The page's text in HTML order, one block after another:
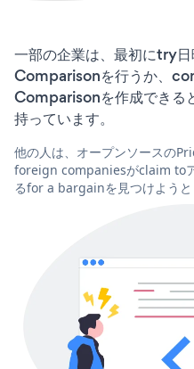
一部の企業は、最初にtry
Comparisonを行うか、
Comparisonを作成できる
持っています。
他の人は、オープンソースの
foreign companiesがclaim to
るfor a bargainを見つけようと